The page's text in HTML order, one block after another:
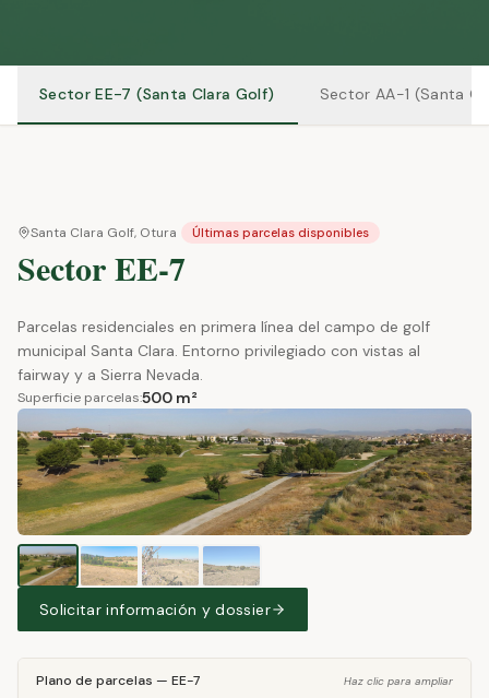
Sector EE-7 (Santa Clara Golf) Sector AA-1 (Santa
Santa Clara Golf, Otura Últimas parcelas disponibles
Sector EE-7
Parcelas residenciales en primera línea del campo de golf
municipal Santa Clara. Entorno privilegiado con vistas al
fairway y a Sierra Nevada.
Superficie parcelas:500 m²
Solicitar información y dossier
Plano de parcelas — EE-7 Haz clic para ampliar